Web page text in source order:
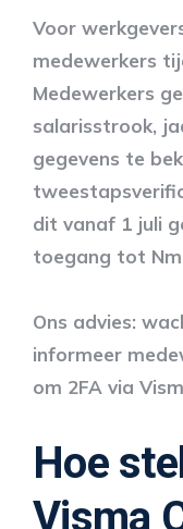
Voor
medewerkers
Medewerkers
salarisstrook,
gegevens te
dit vanaf 1 juli
toegang tot
Ons advies:
informeer
om 2FA via
Hoe
Visma